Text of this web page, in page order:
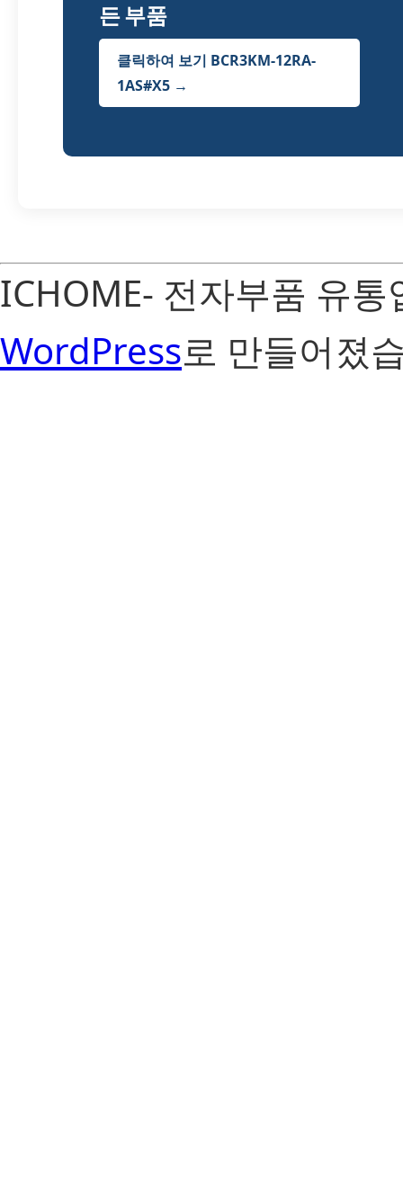
든 부품
클릭하여 보기 BCR3KM-12RA-
1AS#X5 →
ICHOME- 전자부품 유
WordPress로 만들어졌